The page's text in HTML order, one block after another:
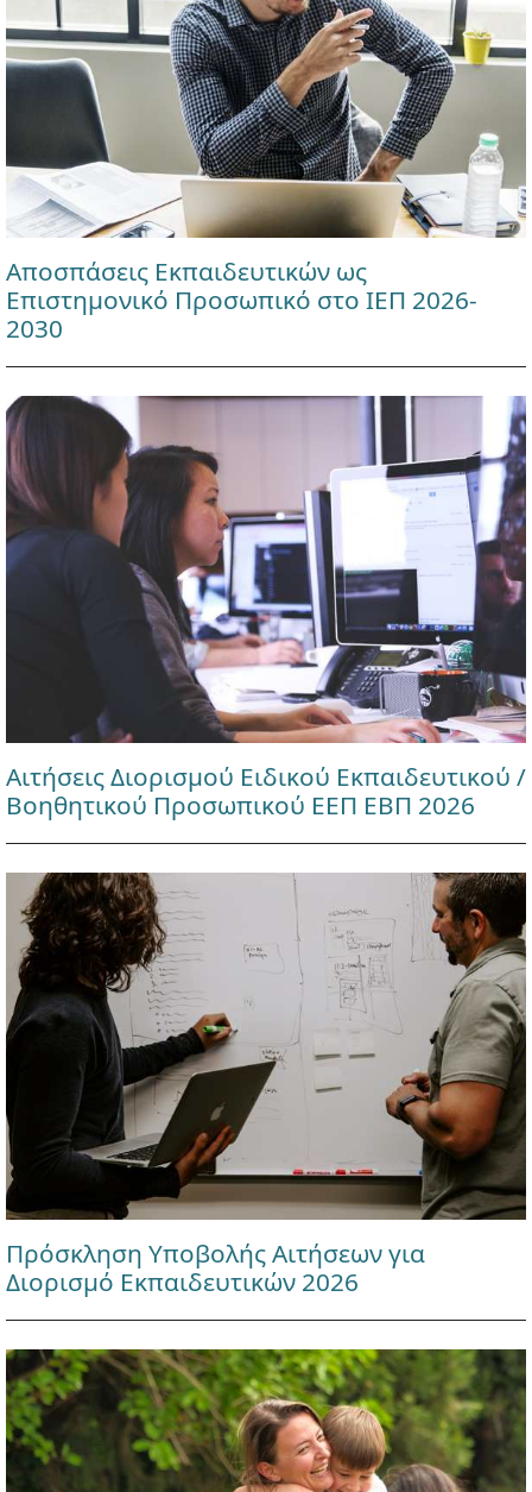
Αποσπάσεις Εκπαιδευτικών ως
Επιστημονικό Προσωπικό στο ΙΕΠ 2026-
2030
Αιτήσεις Διορισμού Ειδικού Εκπαιδευτικού /
Βοηθητικού Προσωπικού ΕΕΠ ΕΒΠ 2026
Πρόσκληση Υποβολής Αιτήσεων για
Διορισμό Εκπαιδευτικών 2026